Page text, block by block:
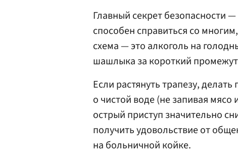
Главный секрет безопасности
способен справиться со
схема — это алкоголь на
шашлыка за короткий
Если растянуть трапезу,
о чистой воде (не запивая
острый приступ значительно
получить удовольствие от
на больничной койке.